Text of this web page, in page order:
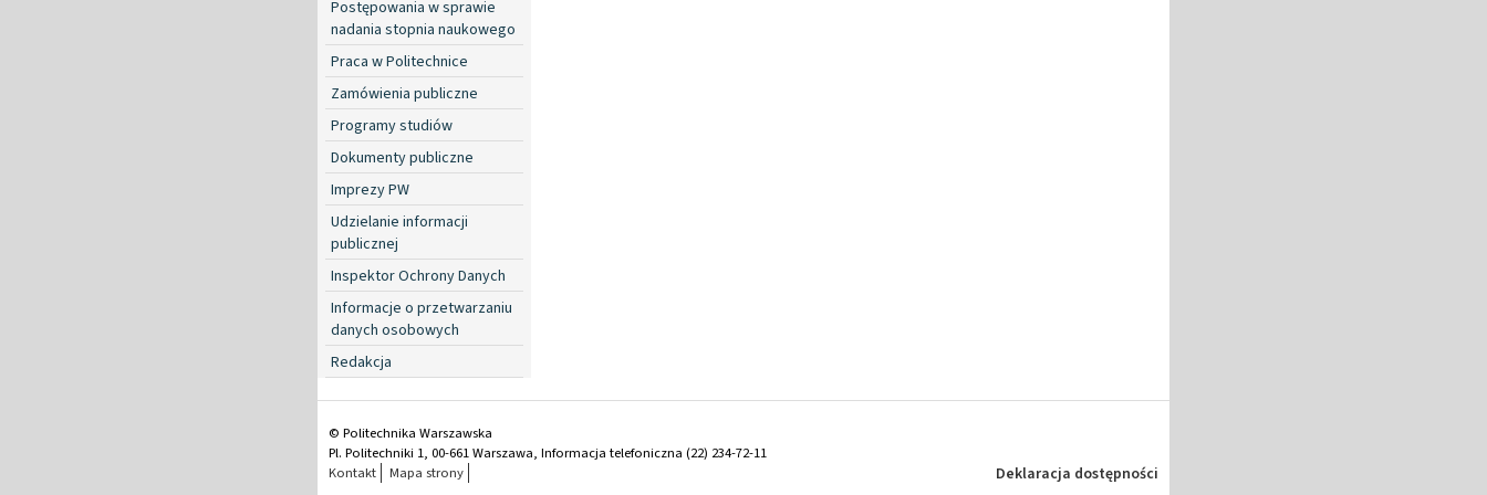
Postępowania w sprawie
nadania stopnia naukowego
Praca w Politechnice
Zamówienia publiczne
Programy studiów
Dokumenty publiczne
Imprezy PW
Udzielanie informacji
publicznej
Inspektor Ochrony Danych
Informacje o przetwarzaniu
danych osobowych
Redakcja
© Politechnika Warszawska
Pl. Politechniki 1, 00-661 Warszawa, Informacja telefoniczna (22) 234-72-11
Kontakt
Mapa strony Deklaracja dostępności